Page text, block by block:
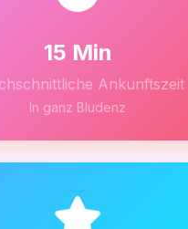
15 Min
Ankunftszeit
In ganz Bludenz